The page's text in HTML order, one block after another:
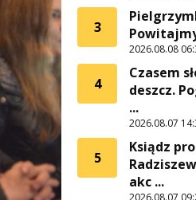
3
2026.08.08
4
Czasem
deszcz.
...
2026.08.07
5
Ksiądz
akc ...
2026.08.07